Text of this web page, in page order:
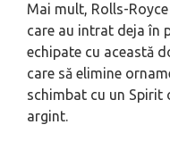
Mai mult, Rolls-
care au intrat deja în
echipate cu această
care să elimine
schimbat cu un
argint.